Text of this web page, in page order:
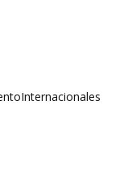
Internacionales